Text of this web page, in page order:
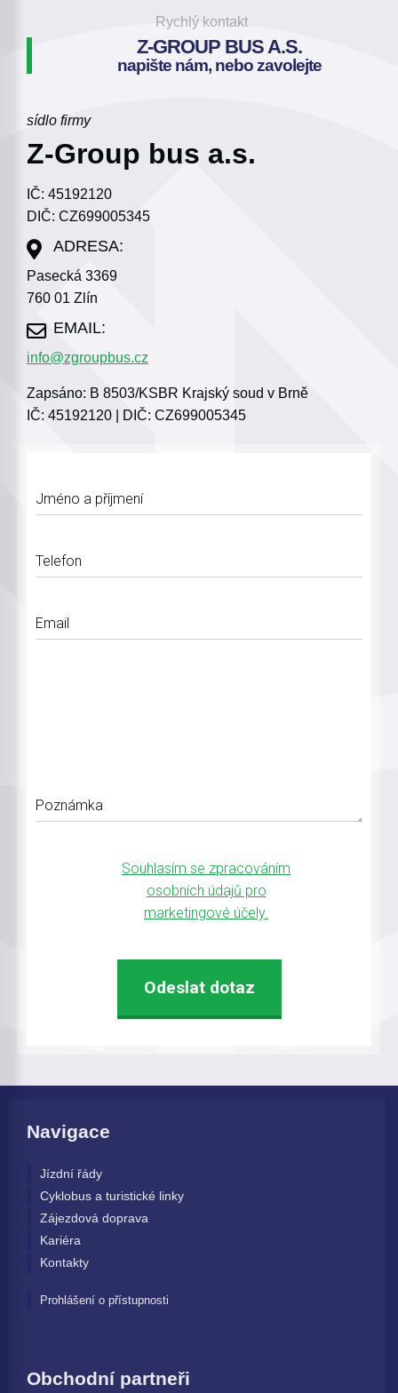
Rychlý kontakt
Z-GROUP BUS A.S.
napište nám, nebo zavolejte
sídlo firmy
Z-Group bus a.s.
IČ: 45192120
DIČ: CZ699005345
Pasecká 3369
760 01 Zlín
info@zgroupbus.cz
Zapsáno: B 8503/KSBR Krajský soud v Brně
IČ: 45192120 | DIČ: CZ699005345
Jméno a příjmení
Telefon
Email
Poznámka
Souhlasím se zpracováním
osobních údajů pro
marketingové účely.
Navigace
Jízdní řády
Cyklobus a turistické linky
Zájezdová doprava
Kariéra
Kontakty
Prohlášení o přístupnosti
Obchodní partneři